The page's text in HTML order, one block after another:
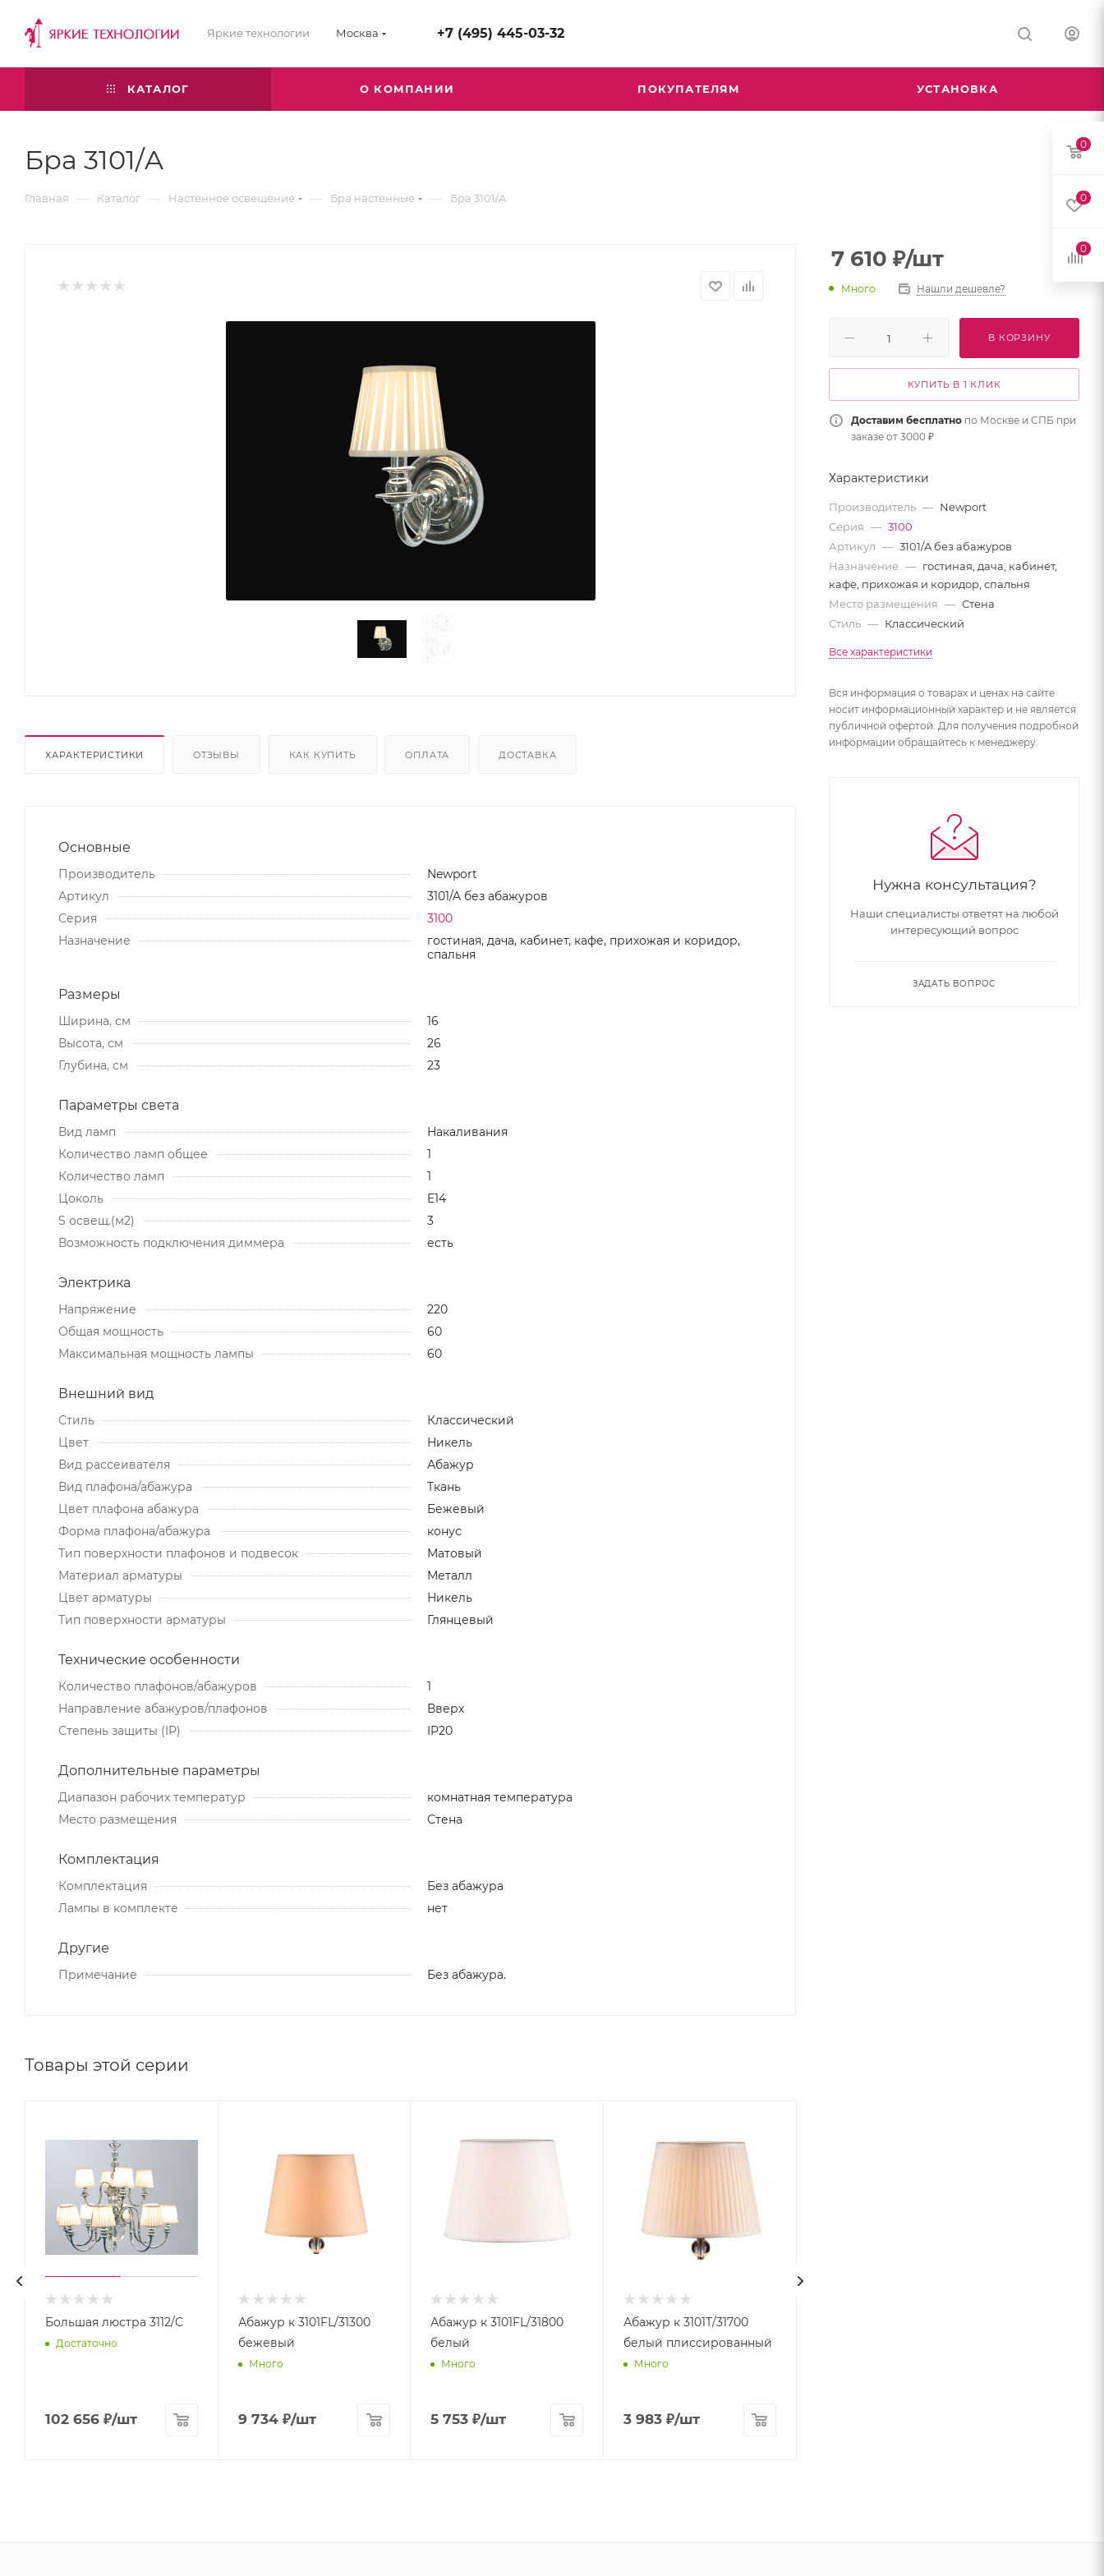
Яркие технологии Москва +7 (495) 445-03-32
КАТАЛОГ О КОМПАНИИ ПОКУПАТЕЛЯМ УСТАНОВКА
Бра 3101/A
Главная — Каталог — Настенное освещение — Бра настенные — Бра 3101/A
ХАРАКТЕРИСТИКИ ОТЗЫВЫ КАК КУПИТЬ ОПЛАТА ДОСТАВКА
Основные
Производитель
Newport
Артикул
3101/A без абажуров
Серия
3100
Назначение
гостиная, дача, кабинет, кафе, прихожая и коридор,
спальня
Размеры
Ширина, см
16
Высота, см
26
Глубина, см
23
Параметры света
Вид ламп
Накаливания
Количество ламп общее
1
Количество ламп
1
Цоколь
E14
S освещ.(м2)
3
Возможность подключения диммера
есть
Электрика
Напряжение
220
Общая мощность
60
Максимальная мощность лампы
60
Внешний вид
Стиль
Классический
Цвет
Никель
Вид рассеивателя
Абажур
Вид плафона/абажура
Ткань
Цвет плафона абажура
Бежевый
Форма плафона/абажура
конус
Тип поверхности плафонов и подвесок
Матовый
Материал арматуры
Металл
Цвет арматуры
Никель
Тип поверхности арматуры
Глянцевый
Технические особенности
Количество плафонов/абажуров
1
Направление абажуров/плафонов
Вверх
Степень защиты (IP)
IP20
Дополнительные параметры
Диапазон рабочих температур
комнатная температура
Место размещения
Стена
Комплектация
Комплектация
Без абажура
Лампы в комплекте
нет
Другие
Примечание Без абажура.
Товары этой серии
Большая люстра 3112/C
Достаточно
102 656₽/шт
Абажур к 3101FL/31300
бежевый
Много
9 734₽/шт
Абажур к 3101FL/31800
белый
Много
5 753 ₽/шт
Абажур к 3101T/31700
белый плиссированный
Много
3 983 ₽/шт
7 610 ₽/шт
Много Нашли дешевле?
В КОРЗИНУ
КУПИТЬ В 1 КЛИК
Доставим бесплатно по Москве и СПБ при
заказе от 3000 ₽
Характеристики
Производитель — Newport
Серия — 3100
Артикул — 3101/A без абажуров
Назначение — гостиная, дача, кабинет,
кафе, прихожая и коридор, спальня
Место размещения — Стена
Стиль — Классический
Все характеристики
Вся информация о товарах и ценах на сайте
носит информационный характер и не является
публичной офертой. Для получения подробной
информации обращайтесь к менеджеру.
Нужна консультация?
Наши специалисты ответят на любой
интересующий вопрос
ЗАДАТЬ ВОПРОС
0
0
0